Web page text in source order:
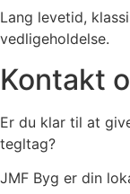
Lang levetid,
vedligeholdelse.
Kontakt
Er du klar til at
tegltag?
JMF Byg er din